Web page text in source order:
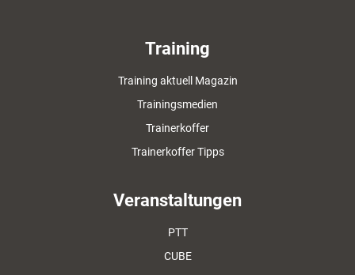
Training
Training aktuell Magazin
Trainingsmedien
Trainerkoffer
Trainerkoffer Tipps
Veranstaltungen
PTT
CUBE